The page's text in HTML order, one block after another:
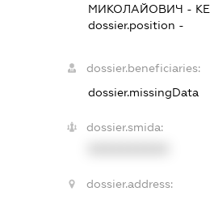
МИКОЛАЙОВИЧ -
dossier.position -
dossier.beneficiaries:
dossier.missingData
dossier.smida:
dossier.address: